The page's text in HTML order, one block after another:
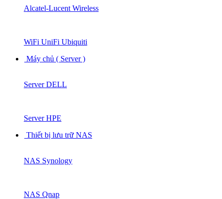
Alcatel-Lucent Wireless
WiFi UniFi Ubiquiti
Máy chủ ( Server )
Server DELL
Server HPE
Thiết bị lưu trữ NAS
NAS Synology
NAS Qnap